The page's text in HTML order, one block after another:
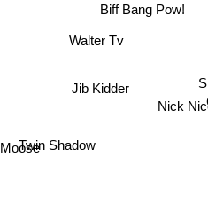
Nick
Biff Bang Pow!
Jib Kidder
Walter Tv
Moose
Twin Shadow